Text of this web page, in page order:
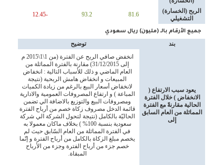
الربح (الخسارة)
التشغيلي
81.6
93.2
-12.45
جميع الأرقام بالـ (مليون) ريال سعودي
بند توضيح
يعود سبب الارتفاع (
الانخفاض ) خلال الفترة
الحالية مقارنةً مع الفترة
المماثلة من العام السابق
إلى
انخفض صافي الربح عن الفترة (من 1\1\2015 م
إلى 31/12/2015) مقارنة بالفترة المماثلة من
العام الماضي و ذلك للأسباب التالية : انخفاض
المبيعات و انخفاض هامش الربحية (نتيجة
لانخفاض أسعار البيع بالرغم من زيادة الكميات
المباعة ) و ارتفاع المصروفات العمومية والادارية
ومصروفات البيع والتوزيع بالاضافة الي تضمن
قائمة الدخل مصروف زكاة خصم من أرباح الفترة
الحاليّة بالكامل (نتيجة لتحول الشركة الي شركة
سعودية بنسبة 100% ) بخلاف ماكان معمولا به
في الفترة المماثلة من العام السّابق حيث لم
يخصم مبلغ الزكاة بالكامل من أرباح الفترة و إنّما
خصم جزء من أرباح الفترة وجزء من الأرباح
المبقاة.